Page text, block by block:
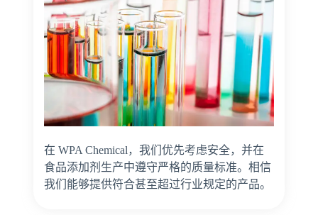
在 WPA Chemical，我们优先考虑安全，并在
食品添加剂生产中遵守严格的质量标准。相信
我们能够提供符合甚至超过行业规定的产品。